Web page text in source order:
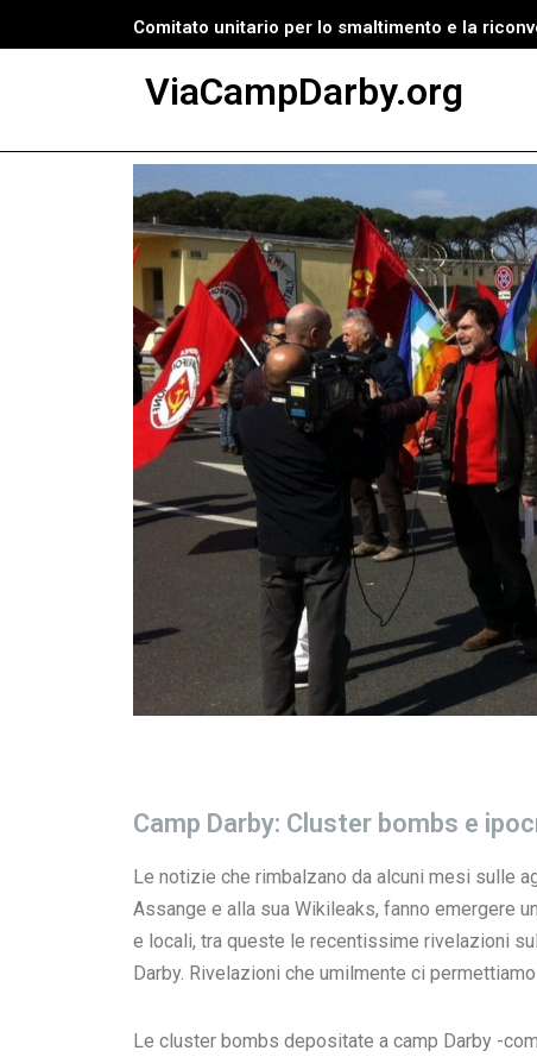
Comitato unitario per lo smaltimento e la
ViaCampDarby.org
Camp Darby: Cluster bombs e
Le notizie che rimbalzano da alcuni mesi sulle
Assange e alla sua Wikileaks, fanno emergere
e locali, tra queste le recentissime rivelazioni
Darby. Rivelazioni che umilmente ci
Le cluster bombs depositate a camp Darby -